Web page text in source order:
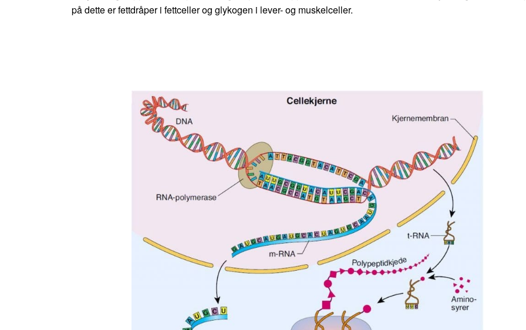
på dette er fettdråper i fettceller og glykogen i lever- og muskelceller.